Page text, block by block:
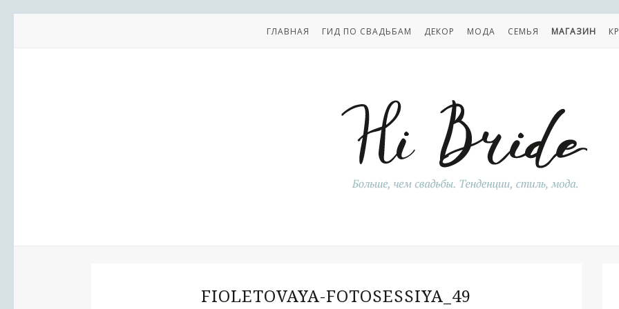
ГЛАВНАЯ ГИД ПО СВАДЬБАМ ДЕКОР МОДА СЕМЬЯ МАГАЗИН
FIOLETOVAYA-FOTOSESSIYA_49